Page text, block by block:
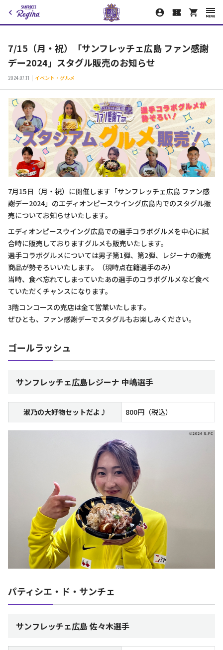
7/15（月・祝）「サンフレッチェ広島 ファン感謝
デー2024」スタグル販売のお知らせ
2024.07.11 イベント・グルメ
7月15日（月・祝）に開催します「サンフレッチェ広島 ファン感
謝デー2024」のエディオンピースウイング広島内でのスタグル販
売についてお知らせいたします。
エディオンピースウイング広島での選手コラボグルメを中心に試
合時に販売しておりますグルメも販売いたします。
選手コラボグルメについては男子第1弾、第2弾、レジーナの販売
商品が勢ぞろいいたします。（現時点在籍選手のみ）
当時、食べ忘れてしまっていたあの選手のコラボグルメなど食べ
ていただくチャンスになります。
3階コンコースの売店は全て営業いたします。
ぜひとも、ファン感謝デーでスタグルもお楽しみください。
ゴールラッシュ
サンフレッチェ広島レジーナ 中嶋選手
淑乃の大好物セットだよ♪ 800円（税込）
パティシエ・ド・サンチェ
サンフレッチェ広島 佐々木選手